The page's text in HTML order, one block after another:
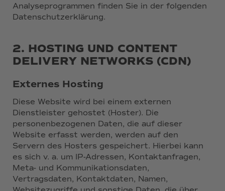
Analyseprogrammen finden Sie in der folgenden
Datenschutzerklärung.
2. HOSTING UND CONTENT
DELIVERY NETWORKS (CDN)
Externes Hosting
Diese Website wird bei einem externen
Dienstleister gehostet (Hoster). Die
personenbezogenen Daten, die auf dieser
Website erfasst werden, werden auf den
Servern des Hosters gespeichert. Hierbei kann
es sich v. a. um IP-Adressen, Kontaktanfragen,
Meta- und Kommunikationsdaten,
Vertragsdaten, Kontaktdaten, Namen,